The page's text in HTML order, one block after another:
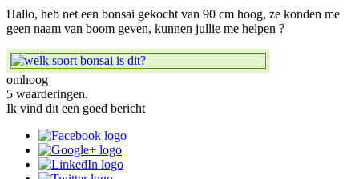
Hallo, heb net een bonsai gekocht van 90 cm hoog, ze konden me
geen naam van boom geven, kunnen jullie me helpen ?
omhoog
5 waarderingen.
Ik vind dit een goed bericht